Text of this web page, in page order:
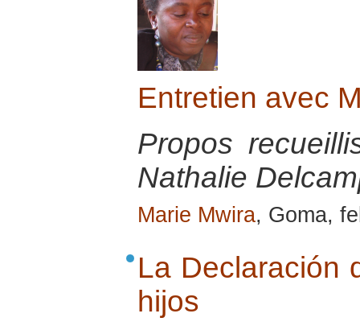
Entretien avec
Propos
Nathalie
Marie Mwira, Goma,
La Declaración
hijos